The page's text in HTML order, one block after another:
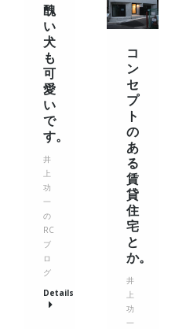
醜
い
犬
も
可
愛
い
で
す。
井
上
功
一
の
RC
ブ
ロ
グ
Details
コ
ン
セ
プ
ト
の
あ
る
賃
貸
住
宅
と
か。
井
上
功
一